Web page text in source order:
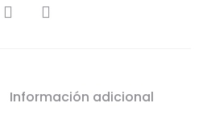
SHARE
Información adicional